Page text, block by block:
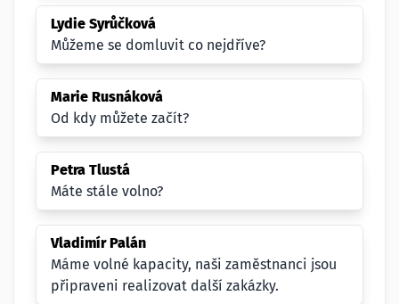
Lydie Syrůčková
Můžeme se domluvit co nejdříve?
Marie Rusnáková
Od kdy můžete začít?
Petra Tlustá
Máte stále volno?
Vladimír Palán
Máme volné kapacity, naši zaměstnanci jsou
připraveni realizovat další zakázky.